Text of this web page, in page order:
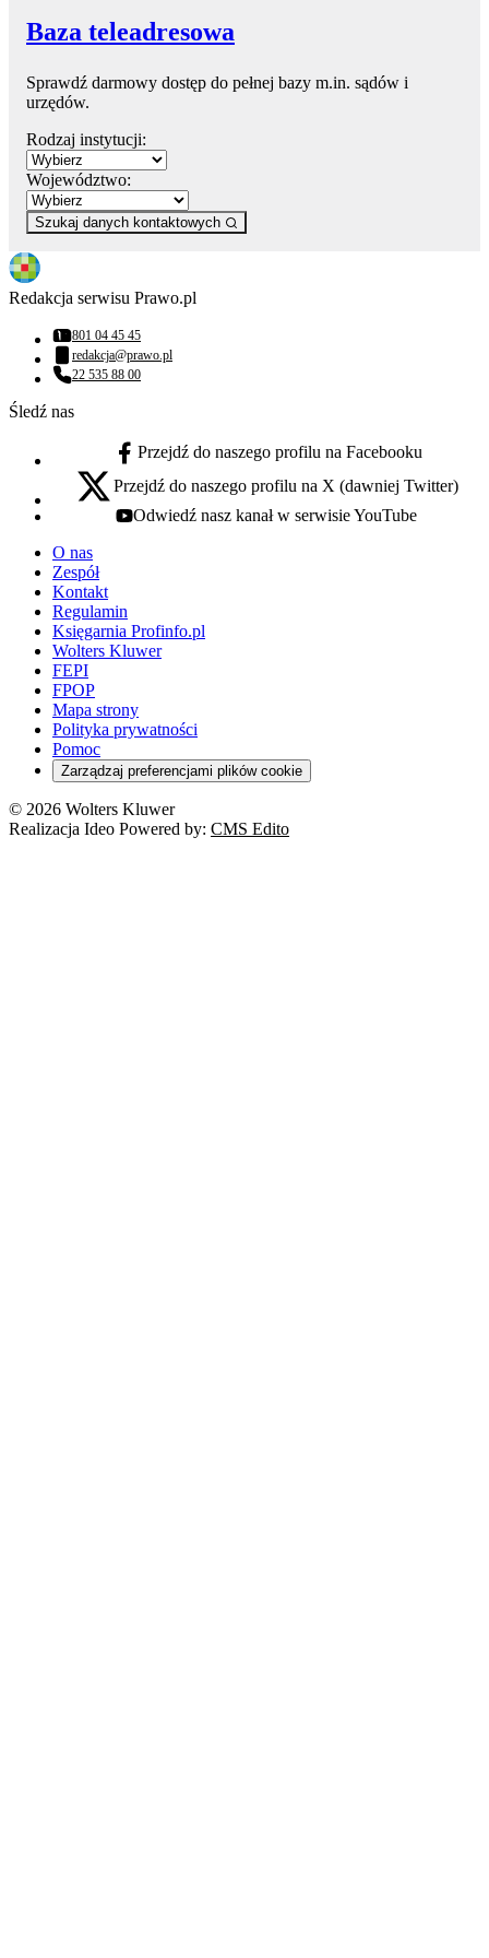
Baza teleadresowa
Sprawdź darmowy dostęp do pełnej bazy m.in. sądów i
urzędów.
Rodzaj instytucji:
Województwo:
Szukaj danych kontaktowych
Redakcja serwisu Prawo.pl
Numer telefonu:
801 04 45 45
Adres email:
redakcja@prawo.pl
Numer telefonu:
22 535 88 00
Śledź nas
facebook - otwiera się w nowej karcie
Przejdź do naszego profilu na Facebooku
x - otwiera się w nowej karcie
Przejdź do naszego profilu na X (dawniej Twitter)
youtube - otwiera się w nowej karcie
Odwiedź nasz kanał w serwisie YouTube
O nas
Zespół
Kontakt
Regulamin
Księgarnia Profinfo.pl
Wolters Kluwer
FEPI
FPOP
Mapa strony
Polityka prywatności
Pomoc
Zarządzaj preferencjami plików cookie
© 2026 Wolters Kluwer
Realizacja Ideo Powered by: CMS Edito